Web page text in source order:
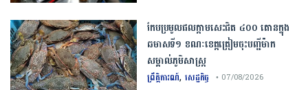
កែប​ប្រមូល​ផល​ក្តាម​សេះ​ជិត​ ​៤០០ ​តោន​ក្នុង​
ឆមាស​ទី​១​ ​ខណៈ​ខេត្ត​ត្រៀម​ចុះបញ្ជី​ម៉ាក​
សម្គាល់​ភូមិសាស្ត្រ​
ព្រឹត្តិការណ៍, សេដ្ឋកិច្ច • 07/08/2026